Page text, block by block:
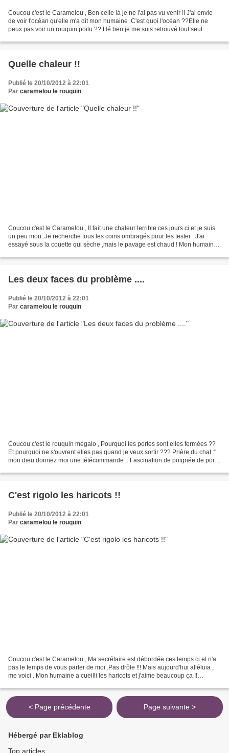
Coucou c'est le Caramelou , Ben celle là je ne l'ai pas vu venir !! J'ai envie
de voir l'océan qu'elle m'a dit mon humaine .C'est quoi l'océan ??Elle ne
peux pas voir un rouquin poilu ?? Hé ben je me suis retrouvé tout seul
Quelle chaleur !!
Publié le 20/10/2012 à 22:01
Par caramelou le rouquin
Coucou c'est le Caramelou , Il fait une chaleur terrible ces jours ci et je suis
un peu mou .Je recherche tous les coins ombragés pour les tester . J'ai
essayé sous la couette qui sèche ,mais le pavage est chaud ! Mon humaine
Les deux faces du problème ....
Publié le 20/10/2012 à 22:01
Par caramelou le rouquin
Coucou c'est le rouquin mégalo , Pourquoi les portes sont elles fermées ??
Et pourquoi ne s'ouvrent elles pas quand je veux sortir ??? Prière du chat :"
mon dieu donnez moi une tétécommande .. Fascination de poignée de porte
C'est rigolo les haricots !!
Publié le 20/10/2012 à 22:01
Par caramelou le rouquin
Coucou c'est le Caramelou , Ma secrétaire est débordée ces temps ci et n'a
pas le temps de vous parler de moi .Pas drôle !!! Mais aujourd'hui alléluia ,
me voici . Mon humaine a cueilli les haricots et j'aime beaucoup ça !!
< Page précédente Page suivante >
Hébergé par Eklablog
Top articles